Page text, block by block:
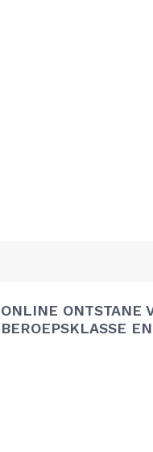
ONLINE ONTSTANE
BEROEPSKLASSE